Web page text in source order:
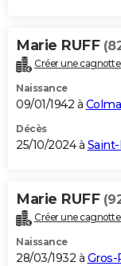
Marie RUFF
Créer une
Naissance
09/01/1942 à
Décès
25/10/2024 à
Marie RUFF
Créer une
Naissance
28/03/1932 à Gros-